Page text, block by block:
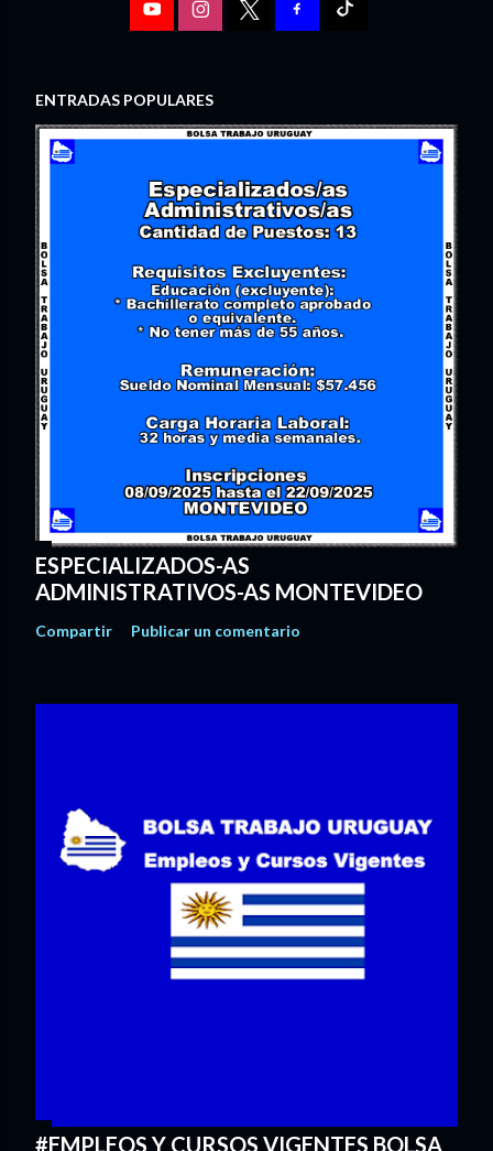
ENTRADAS POPULARES
ESPECIALIZADOS-AS
ADMINISTRATIVOS-AS MONTEVIDEO
Compartir Publicar un comentario
#EMPLEOS Y CURSOS VIGENTES BOLSA